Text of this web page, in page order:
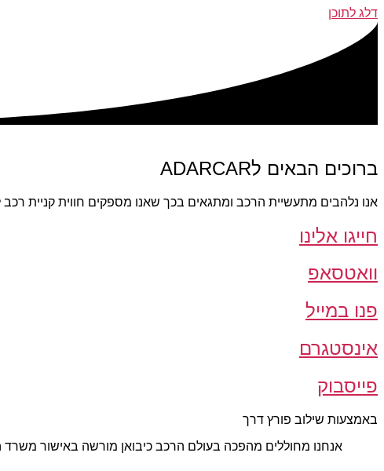
דלג לתוכן
ברוכים הבאים לADARCAR
אנו נלהבים מתעשיית הרכב ומתגאים בכך שאנו מספקים חווית קניית
חייגו אלינו
וואטסאפ
פנו במייל
אינסטגרם
פייסבוק
באמצעות שילוב פורץ דרך
אנחנו מחוללים מהפכה בעולם הרכב כיבואן מורשה באישור